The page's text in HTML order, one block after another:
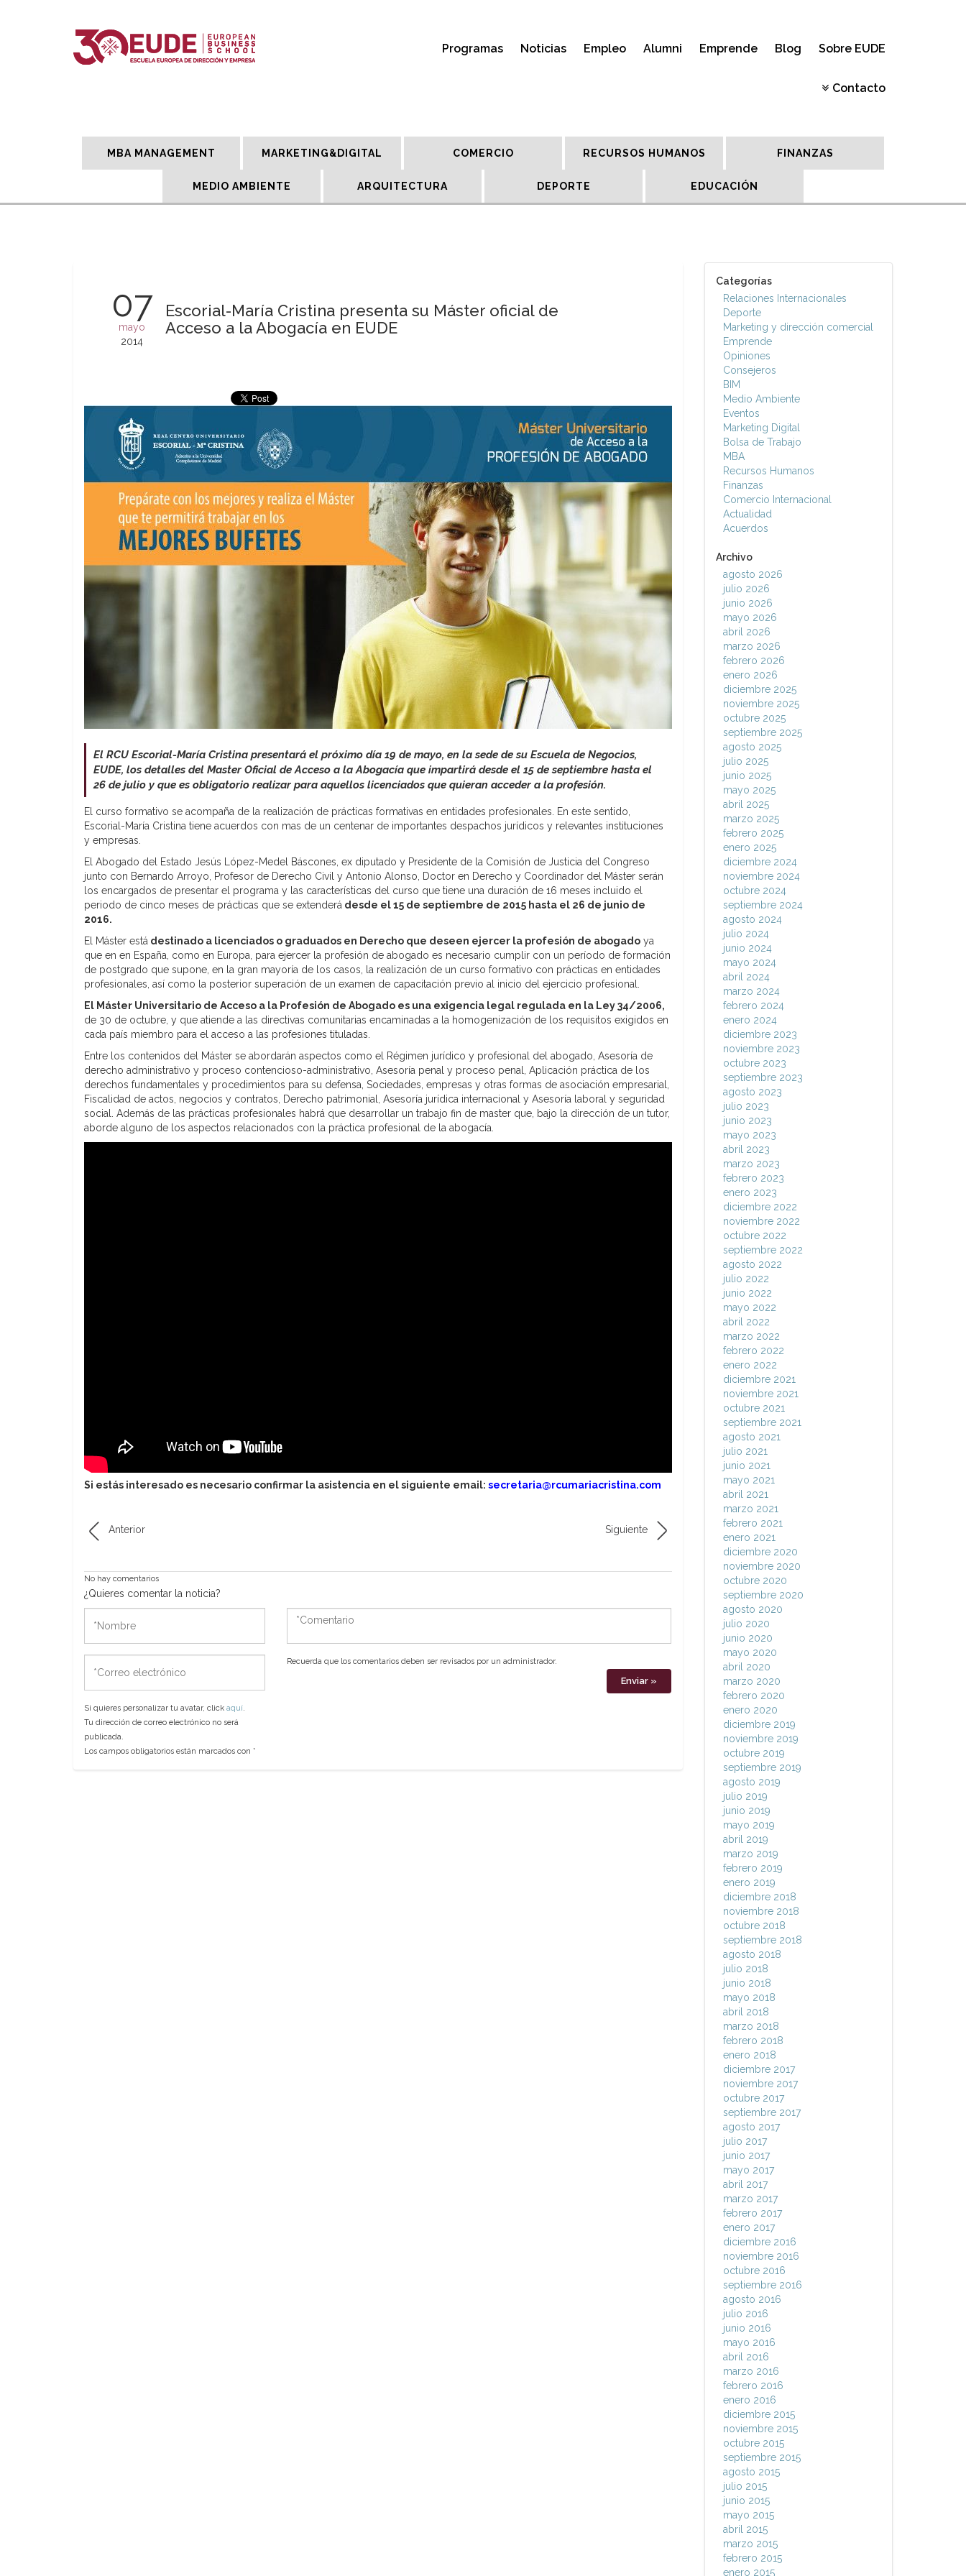
Programas Noticias Empleo Alumni Emprende Blog Sobre EUDE
Contacto
MBA MANAGEMENT MARKETING&DIGITAL COMERCIO RECURSOS HUMANOS FINANZAS
MEDIO AMBIENTE ARQUITECTURA DEPORTE EDUCACIÓN
07
mayo
2014
Escorial-María Cristina presenta su Máster oficial de
Acceso a la Abogacía en EUDE
El RCU Escorial-María Cristina presentará el próximo día 19 de mayo, en la sede de su Escuela de Negocios,
EUDE, los detalles del Master Oficial de Acceso a la Abogacía que impartirá desde el 15 de septiembre hasta el
26 de julio y que es obligatorio realizar para aquellos licenciados que quieran acceder a la profesión.
El curso formativo se acompaña de la realización de prácticas formativas en entidades profesionales. En este sentido,
Escorial-María Cristina tiene acuerdos con mas de un centenar de importantes despachos jurídicos y relevantes instituciones
y empresas.
El Abogado del Estado Jesús López-Medel Báscones, ex diputado y Presidente de la Comisión de Justicia del Congreso
junto con Bernardo Arroyo, Profesor de Derecho Civil y Antonio Alonso, Doctor en Derecho y Coordinador del Máster serán
los encargados de presentar el programa y las características del curso que tiene una duración de 16 meses incluido el
periodo de cinco meses de prácticas que se extenderá desde el 15 de septiembre de 2015 hasta el 26 de junio de
2016.
El Máster está destinado a licenciados o graduados en Derecho que deseen ejercer la profesión de abogado ya
que en en España, como en Europa, para ejercer la profesión de abogado es necesario cumplir con un período de formación
de postgrado que supone, en la gran mayoría de los casos, la realización de un curso formativo con prácticas en entidades
profesionales, así como la posterior superación de un examen de capacitación previo al inicio del ejercicio profesional.
El Máster Universitario de Acceso a la Profesión de Abogado es una exigencia legal regulada en la Ley 34/2006,
de 30 de octubre, y que atiende a las directivas comunitarias encaminadas a la homogenización de los requisitos exigidos en
cada país miembro para el acceso a las profesiones tituladas.
Entre los contenidos del Máster se abordarán aspectos como el Régimen jurídico y profesional del abogado, Asesoría de
derecho administrativo y proceso contencioso-administrativo, Asesoría penal y proceso penal, Aplicación práctica de los
derechos fundamentales y procedimientos para su defensa, Sociedades, empresas y otras formas de asociación empresarial,
Fiscalidad de actos, negocios y contratos, Derecho patrimonial, Asesoría jurídica internacional y Asesoría laboral y seguridad
social. Además de las prácticas profesionales habrá que desarrollar un trabajo fin de master que, bajo la dirección de un tutor,
aborde alguno de los aspectos relacionados con la práctica profesional de la abogacía.
Si estás interesado es necesario confirmar la asistencia en el siguiente email: secretaria@rcumariacristina.com
Anterior Siguiente
No hay comentarios
¿Quieres comentar la noticia?
electrónico
Si quieres personalizar tu avatar, click aquí
Tu dirección de correo electrónico no será
publicada.
Los campos obligatorios están marcados con *
*Comentario
Recuerda que los comentarios deben ser revisados por un administrador.
Categorías
Relaciones Internacionales
Deporte
Marketing y dirección comercial
Emprende
Opiniones
Consejeros
BIM
Medio Ambiente
Eventos
Marketing Digital
Bolsa de Trabajo
MBA
Recursos Humanos
Finanzas
Comercio Internacional
Actualidad
Acuerdos
Archivo
agosto 2026
julio 2026
junio 2026
mayo 2026
abril 2026
marzo 2026
febrero 2026
enero 2026
diciembre 2025
noviembre 2025
octubre 2025
septiembre 2025
agosto 2025
julio 2025
junio 2025
mayo 2025
abril 2025
marzo 2025
febrero 2025
enero 2025
diciembre 2024
noviembre 2024
octubre 2024
septiembre 2024
agosto 2024
julio 2024
junio 2024
mayo 2024
abril 2024
marzo 2024
febrero 2024
enero 2024
diciembre 2023
noviembre 2023
octubre 2023
septiembre 2023
agosto 2023
julio 2023
junio 2023
mayo 2023
abril 2023
marzo 2023
febrero 2023
enero 2023
diciembre 2022
noviembre 2022
octubre 2022
septiembre 2022
agosto 2022
julio 2022
junio 2022
mayo 2022
abril 2022
marzo 2022
febrero 2022
enero 2022
diciembre 2021
noviembre 2021
octubre 2021
septiembre 2021
agosto 2021
julio 2021
junio 2021
mayo 2021
abril 2021
marzo 2021
febrero 2021
enero 2021
diciembre 2020
noviembre 2020
octubre 2020
septiembre 2020
agosto 2020
julio 2020
junio 2020
mayo 2020
abril 2020
marzo 2020
febrero 2020
enero 2020
diciembre 2019
noviembre 2019
octubre 2019
septiembre 2019
agosto 2019
julio 2019
junio 2019
mayo 2019
abril 2019
marzo 2019
febrero 2019
enero 2019
diciembre 2018
noviembre 2018
octubre 2018
septiembre 2018
agosto 2018
julio 2018
junio 2018
mayo 2018
abril 2018
marzo 2018
febrero 2018
enero 2018
diciembre 2017
noviembre 2017
octubre 2017
septiembre 2017
agosto 2017
julio 2017
junio 2017
mayo 2017
abril 2017
marzo 2017
febrero 2017
enero 2017
diciembre 2016
noviembre 2016
octubre 2016
septiembre 2016
agosto 2016
julio 2016
junio 2016
mayo 2016
abril 2016
marzo 2016
febrero 2016
enero 2016
diciembre 2015
noviembre 2015
octubre 2015
septiembre 2015
agosto 2015
julio 2015
junio 2015
mayo 2015
abril 2015
marzo 2015
febrero 2015
enero 2015